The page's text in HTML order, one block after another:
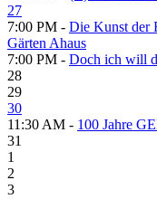
27
7:00 PM - Die Kunst der
Gärten Ahaus
7:00 PM - Doch ich will
28
29
30
11:30 AM - 100 Jahre
31
1
2
3